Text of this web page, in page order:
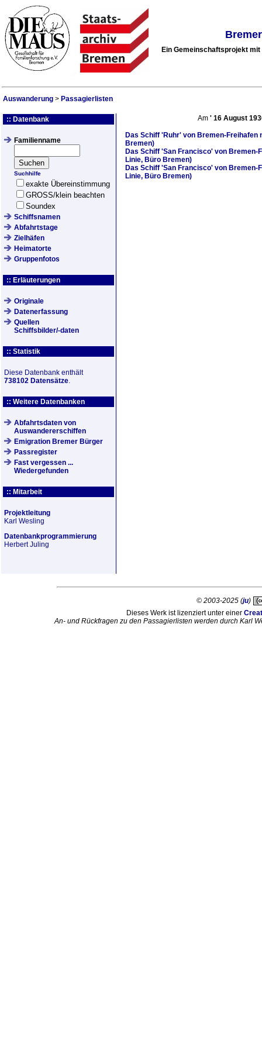
Ein Gemeinschaftsprojekt
Auswanderung > Passagierlisten
:: Datenbank
Familienname
Suchhilfe
exakte Übereinstimmung
GROSS/klein beachten
Soundex
Schiffsnamen
Abfahrtstage
Zielhäfen
Heimatorte
Gruppenfotos
:: Erläuterungen
Originale
Datenerfassung
Quellen
Schiffsbilder/-daten
:: Statistik
Diese Datenbank enthält
738102 Datensätze.
:: Weitere Datenbanken
Abfahrtsdaten von
Auswandererschiffen
Emigration Bremer Bürger
Passregister
Fast vergessen ...
Wiedergefunden
:: Mitarbeit
Projektleitung
Karl Wesling
Datenbankprogrammierung
Herbert Juling
Am ' 16 August
Das Schiff 'Ruhr' von Bremen-Freihafen
Bremen)
Das Schiff 'San Francisco' von Bremen-
Linie, Büro Bremen)
Das Schiff 'San Francisco' von Bremen-
Linie, Büro Bremen)
© 2003-2025 (ju)
Dieses Werk ist lizenziert unter einer
An- und Rückfragen zu den Passagierlisten werden durch Karl